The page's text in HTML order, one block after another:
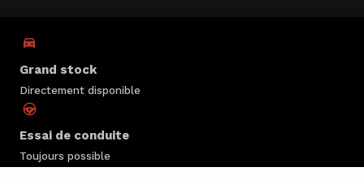
Grand stock
Directement disponible
Essai de conduite
Toujours possible